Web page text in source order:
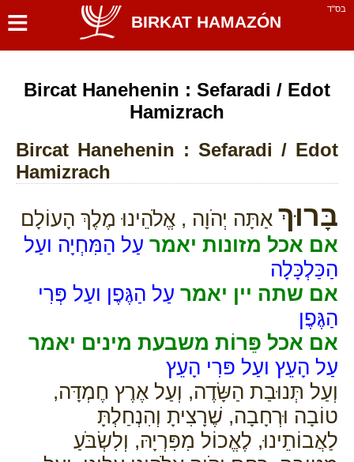
בס''ד ≡ BIRKAT HAMAZÓN
Bircat Hanehenin : Sefaradi / Edot
Hamizrach
Bircat Hanehenin : Sefaradi / Edot
Hamizrach
בָּרוּךְ אַתָּה יְהֹוָה , אֱלֹהֵינוּ מֶלֶךְ הָעוֹלָם
אם אכל מזונות יאמר עַל הַמִּחְיָה ועַל
הַכַּלְכָּלָה
אם שתה יין יאמר עַל הַגֶּפֶן ועַל פְּרִי
הַגֶּפֶן
אם אכל פֵּרוֹת משבעת מינים יאמר
עַל הָעֵץ ועַל פּרִי הָעֵץ
וְעַל תְּנוּבַת הַשָּׂדֶה, וְעַל אֶרֶץ חֶמְדָּה,
טוֹבָה וּרְחָבָה, שֶׁרָצִיתָ וְהִנְחַלְתָּ
לַאֲבוֹתֵינוּ, לֶאֱכוֹל מִפִּרְיָהּ, וְלִשְׂבֹּעַ